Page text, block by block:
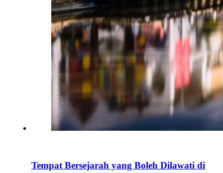
Tempat Bersejarah yang Boleh Dilawati di